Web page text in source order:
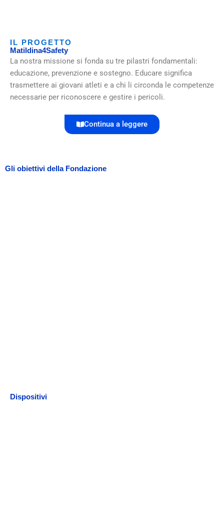
IL PROGETTO
Matildina4Safety
La nostra missione si fonda su tre pilastri fondamentali:
educazione, prevenzione e sostegno. Educare significa
trasmettere ai giovani atleti e a chi li circonda le competenze
necessarie per riconoscere e gestire i pericoli.
Continua a leggere
Gli obiettivi della Fondazione
Dispositivi